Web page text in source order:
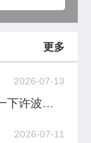
更多
2026-07-13
下许波澜
找他有事
2026-07-11